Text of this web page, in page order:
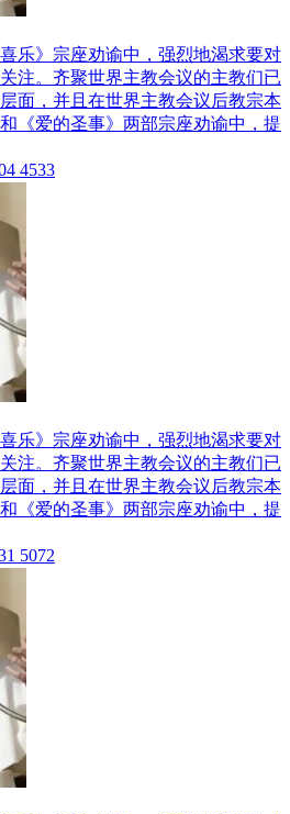
乐》宗座劝谕中，强烈地渴求要对
注。齐聚世界主教会议的主教们已
面，并且在世界主教会议后教宗本
《爱的圣事》两部宗座劝谕中，提
4533
乐》宗座劝谕中，强烈地渴求要对
注。齐聚世界主教会议的主教们已
面，并且在世界主教会议后教宗本
《爱的圣事》两部宗座劝谕中，提
5072